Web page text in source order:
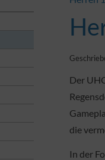
Der
die
In der